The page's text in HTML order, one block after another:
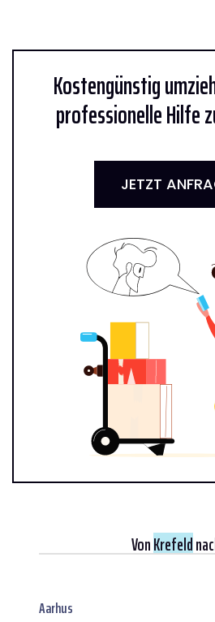
Kostengünstig
professionelle Hilfe
JETZT
VonKrefeld
Aarhus